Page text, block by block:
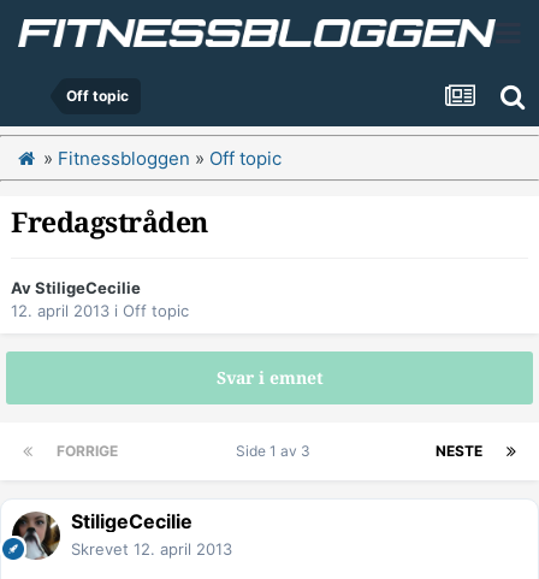
Off topic
» Fitnessbloggen » Off topic
Fredagstråden
AvStiligeCecilie
12. april 2013 i Off topic
Svar i emnet
FORRIGE NESTE
Side 1 av 3
StiligeCecilie
Skrevet 12. april 2013